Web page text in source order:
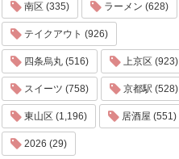
南区 (335) ラーメン (628)
テイクアウト (926)
四条烏丸 (516) 上京区 (923)
スイーツ (758) 京都駅 (528)
東山区 (1,196) 居酒屋 (551)
2026 (29)